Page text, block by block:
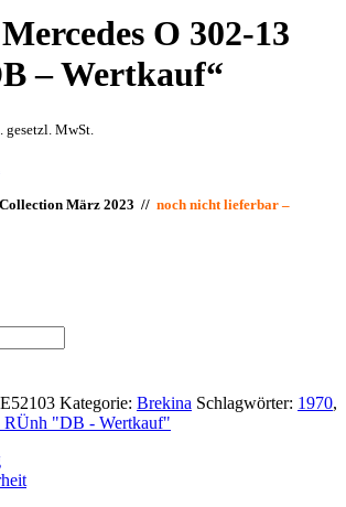
O 302-13
– Wertkauf“
gesetzl. MwSt.
März 2023 // noch nicht lieferbar –
Kategorie: Brekina Schlagwörter: 1970,
RÜnh "DB - Wertkauf"